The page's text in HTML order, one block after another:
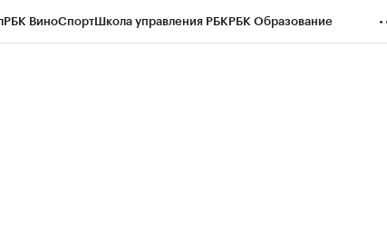
РБК ВиноСпортШкола управления РБКРБК Образование